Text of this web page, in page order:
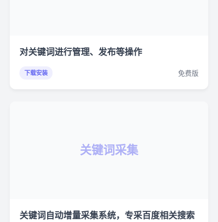
对关键词进行管理、发布等操作
下载安装 免费版
关键词采集
关键词自动增量采集系统，专采百度相关搜索